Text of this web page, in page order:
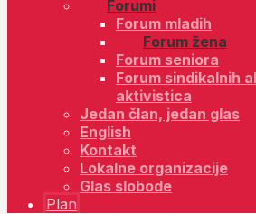
Forumi
Forum mladih
Forum žena
Forum seniora
Forum sindikalnih
aktivistica
Jedan član, jedan glas
English
Kontakt
Lokalne organizacije
Glas slobode
Plan